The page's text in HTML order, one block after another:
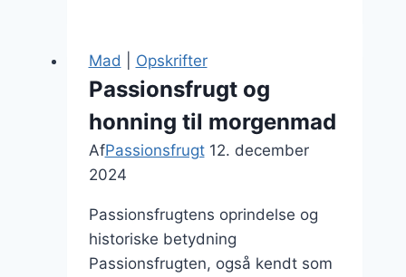
ingredienser
Mad Opskrifter
Passionsfrugt og
honning til morgenmad
AfPassionsfrugt 12. december
2024
Passionsfrugtens oprindelse og
historiske betydning
Passionsfrugten, også kendt som